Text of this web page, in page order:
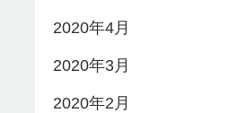
2020年4月
2020年3月
2020年2月